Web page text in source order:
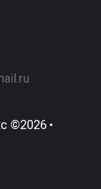
©2026